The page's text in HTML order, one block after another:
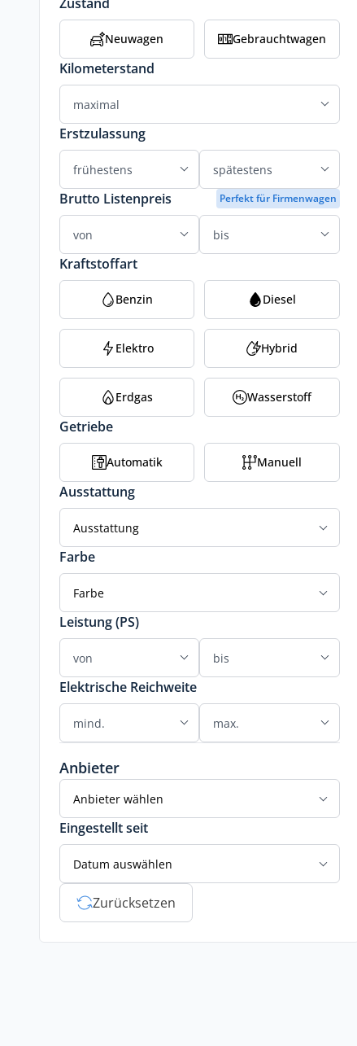
Neuwagen Gebrauchtwagen
Kilometerstand
Erstzulassung
Brutto Listenpreis Perfekt für Firmenwagen
Kraftstoffart
Benzin Diesel
Elektro Hybrid
Erdgas Wasserstoff
Getriebe
Automatik Manuell
Ausstattung
Ausstattung
Farbe
Farbe
Leistung (PS)
Elektrische Reichweite
Anbieter
Anbieter wählen
Eingestellt seit
Datum auswählen
Zurücksetzen